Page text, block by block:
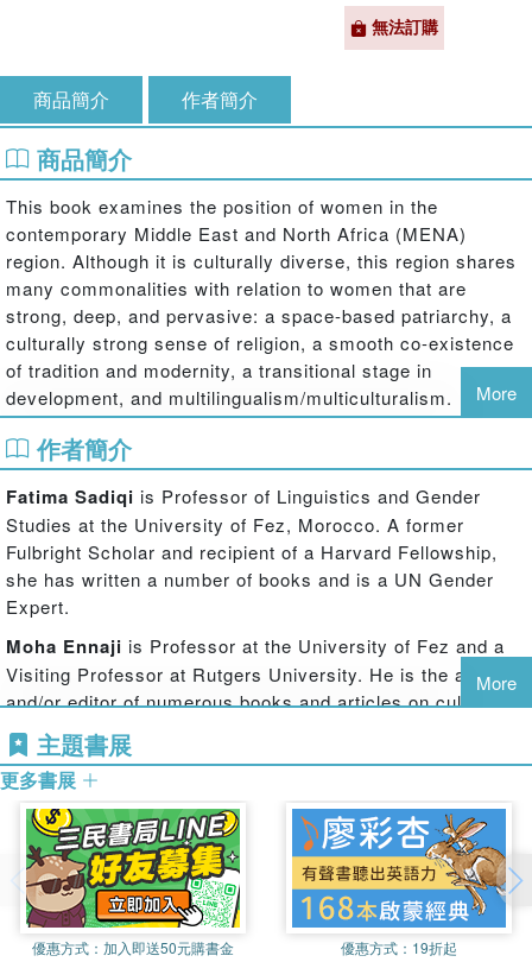
無法訂購
商品簡介 作者簡介
商品簡介
This book examines the position of women in the
contemporary Middle East and North Africa (MENA)
region. Although it is culturally diverse, this region shares
many commonalities with relation to women that are
strong, deep, and pervasive: a space-based patriarchy, a
culturally strong sense of religion, a smooth co-existence
of tradition and modernity, a transitional stage in
development, and multilingualism/multiculturalism.
Experts from within the region and from outside provide
both theoretical angles and case studies, drawing on
fieldwork from Egypt, Oman, Palestine, Israel, Turkey,
Iran, Tunisia, Algeria, Morocco, and Spain. Addressing the
historical, socio-cultural, political, economic, and legal
issues in the region, the chapters cover five major
aspects of women's agency:
political agency
civil society activism
legal reform
cultural and social agencies
religious and symbolic agencies.
Bringing to light often marginalized topics and issues, the
book underlines the importance of respecting specificities
when judging societies and hints at possible ways of
promoting the MENA region. As such, it is a valuable
addition to existing literature in the field of political
science, sociology, and women's studies.
More
作者簡介
Fatima Sadiqi is Professor of Linguistics and Gender
Studies at the University of Fez, Morocco. A former
Fulbright Scholar and recipient of a Harvard Fellowship,
she has written a number of books and is a UN Gender
Expert.
Moha Ennaji is Professor at the University of Fez and a
Visiting Professor at Rutgers University. He is the author
and/or editor of numerous books and articles on culture
and gender studies in North Africa.
More
主題書展
更多書展
優惠方式： 加入即送50元購書金 優惠方式： 19折起